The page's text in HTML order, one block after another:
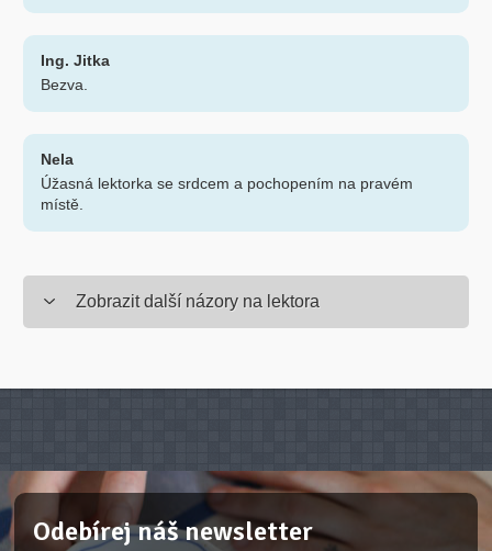
Ing. Jitka
Bezva.
Nela
Úžasná lektorka se srdcem a pochopením na pravém
místě.
Zobrazit další názory na lektora
Odebírej náš newsletter